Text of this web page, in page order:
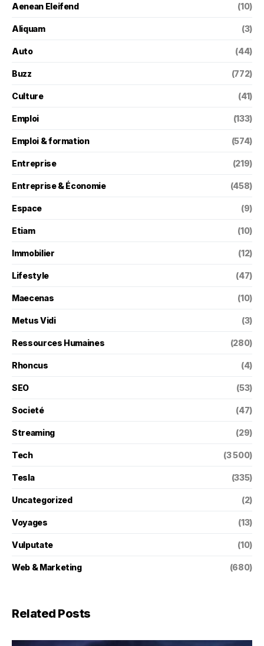
Aenean Eleifend (10)
Aliquam (3)
Auto (44)
Buzz (772)
Culture (41)
Emploi (133)
Emploi & formation (574)
Entreprise (219)
Entreprise & Économie (458)
Espace (9)
Etiam (10)
Immobilier (12)
Lifestyle (47)
Maecenas (10)
Metus Vidi (3)
Ressources Humaines (280)
Rhoncus (4)
SEO (53)
Societé (47)
Streaming (29)
Tech (3 500)
Tesla (335)
Uncategorized (2)
Voyages (13)
Vulputate (10)
Web & Marketing (680)
Related Posts